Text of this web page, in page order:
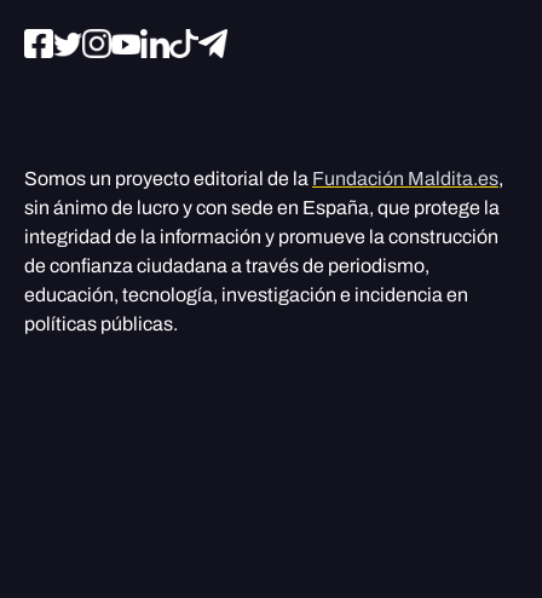
Somos un proyecto editorial de la Fundación Maldita.es,
sin ánimo de lucro y con sede en España, que protege la
integridad de la información y promueve la construcción
de confianza ciudadana a través de periodismo,
educación, tecnología, investigación e incidencia en
políticas públicas.